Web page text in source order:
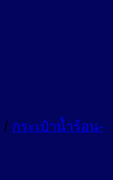
/ กระเป๋าน้ำร้อน-